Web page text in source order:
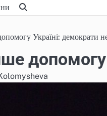
Україні: демократи
допомогу